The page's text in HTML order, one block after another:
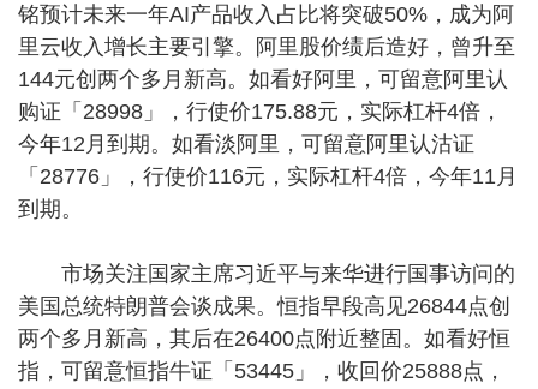
铭预计未来一年AI产品收入占比将突破50%，成为阿
里云收入增长主要引擎。阿里股价绩后造好，曾升至
144元创两个多月新高。如看好阿里，可留意阿里认
购证「28998」，行使价175.88元，实际杠杆4倍，
今年12月到期。如看淡阿里，可留意阿里认沽证
「28776」，行使价116元，实际杠杆4倍，今年11月
到期。
市场关注国家主席习近平与来华进行国事访问的
美国总统特朗普会谈成果。恒指早段高见26844点创
两个多月新高，其后在26400点附近整固。如看好恒
指，可留意恒指牛证「53445」，收回价25888点，